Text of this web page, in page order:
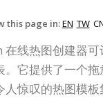
this page in:EN TW
线热图创建器可
。它提供了一个
人惊叹的热图模